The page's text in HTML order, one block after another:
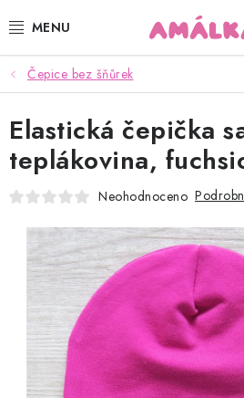
na
KOJENECKÉ, DĚTSKÉ OBLEČENÍ
ČEPICE, RUKAVICE, NÁKRČNÍKY
OSUŠKY, BRYNDÁKY, DEKY,
POUKAZY
KONTAKTY
HODNOCENÍ OBCHODU
Čepice bez šňůrek
Elastická čepička
teplákovina,
Neohodnoceno